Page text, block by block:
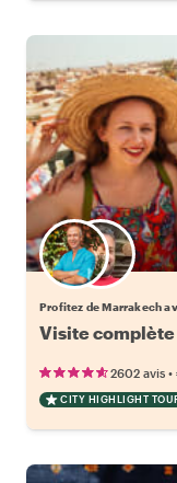
Profitez de Marrakech
Visite complète
2602 avis •
CITY HIGHLIGHT